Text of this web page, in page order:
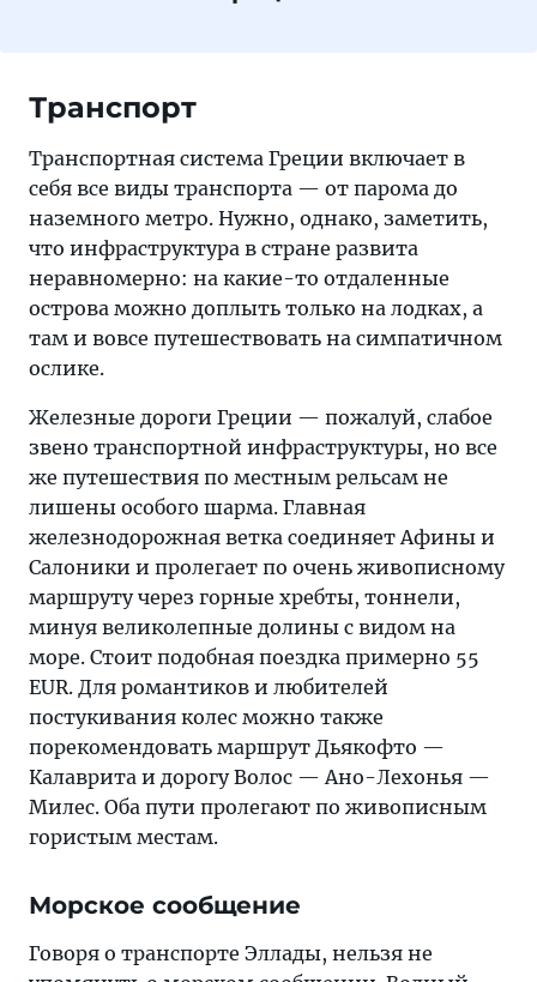
Транспорт
Транспортная система Греции включает в
себя все виды транспорта — от парома до
наземного метро. Нужно, однако, заметить,
что инфраструктура в стране развита
неравномерно: на какие-то отдаленные
острова можно доплыть только на лодках, а
там и вовсе путешествовать на симпатичном
ослике.
Железные дороги Греции — пожалуй, слабое
звено транспортной инфраструктуры, но все
же путешествия по местным рельсам не
лишены особого шарма. Главная
железнодорожная ветка соединяет Афины и
Салоники и пролегает по очень живописному
маршруту через горные хребты, тоннели,
минуя великолепные долины с видом на
море. Стоит подобная поездка примерно 55
EUR. Для романтиков и любителей
постукивания колес можно также
порекомендовать маршрут Дьякофто —
Калаврита и дорогу Волос — Ано-Лехонья —
Милес. Оба пути пролегают по живописным
гористым местам.
Морское сообщение
Говоря о транспорте Эллады, нельзя не